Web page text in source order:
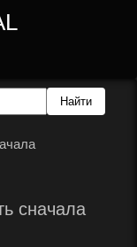
сначала